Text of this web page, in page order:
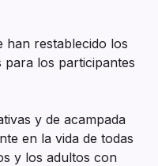
han restablecido los
los participantes
y de acampada
en la vida de todas
y los adultos con